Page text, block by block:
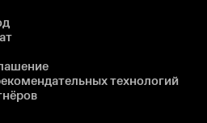
технологий